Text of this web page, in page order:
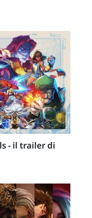
- il trailer di